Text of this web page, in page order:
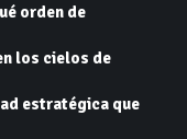
orden de
los cielos de
estratégica que